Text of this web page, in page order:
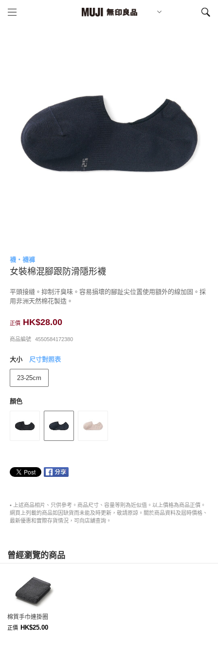
襪・襪褲
女裝棉混腳跟防滑隱形襪
平頭接縫。抑制汗臭味。容易損壞的腳趾尖位置使用額外的線加固。採
用非洲天然棉花製造。
正價 HK$28.00
商品編號 4550584172380
大小 尺寸對照表
23-25cm
顏色
• 上述商品相片、只供參考。商品尺寸、容量等則為近似值。以上價格為商品正價。
網頁上列載的商品如因缺貨而未能及時更新，敬請原諒。關於商品資料及屆時價格、
最新優惠和實際存貨情況，可向店舖查詢。
曾經瀏覽的商品
棉質手巾連掛圈
正價 HK$25.00